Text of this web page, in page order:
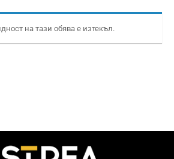
на тази обява е изтекъл.